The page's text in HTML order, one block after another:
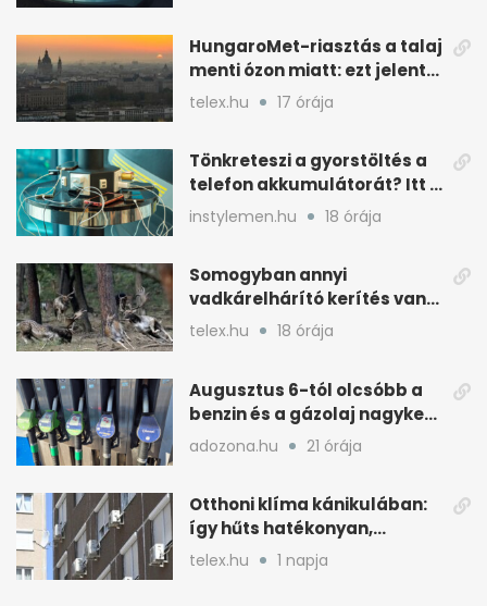
HungaroMet-riasztás a talaj
menti ózon miatt: ezt jelenti
a gyakorlatban
telex.hu 17 órája
Tönkreteszi a gyorstöltés a
telefon akkumulátorát? Itt a
válasz
instylemen.hu 18 órája
Somogyban annyi
vadkárelhárító kerítés van,
kétszer körbeérné az
telex.hu 18 órája
Augusztus 6-tól olcsóbb a
benzin és a gázolaj nagyker
ára
adozona.hu 21 órája
Otthoni klíma kánikulában:
így hűts hatékonyan,
kevesebb árammal
telex.hu 1 napja